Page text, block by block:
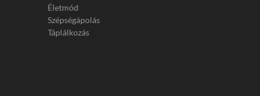
Életmód
Szépségápolás
Táplálkozás